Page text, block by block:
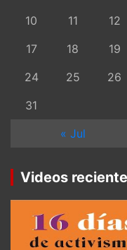
10
11 12
17
18 19
24
25 26
31
« Jul
Videos